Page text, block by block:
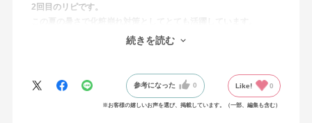
2回目のリピです。
ブラシでサッーと付けるだけで1日目立つ崩れはなく安心して使っ
続きを読む
参考になった 0 Like! 0
※お客様の嬉しいお声を選び、掲載しています。（一部、編集も含む）